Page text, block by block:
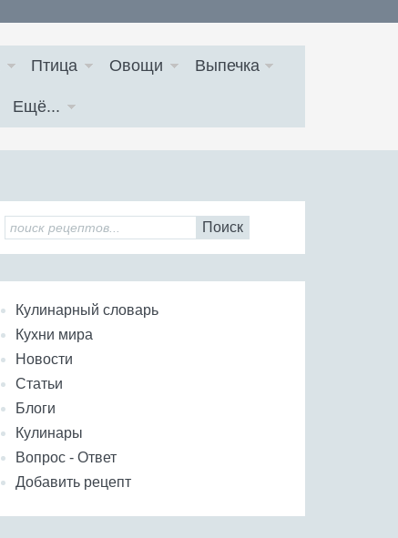
Птица Овощи Выпечка
Ещё...
Поиск
Кулинарный словарь
Кухни мира
Новости
Статьи
Блоги
Кулинары
Вопрос - Ответ
Добавить рецепт